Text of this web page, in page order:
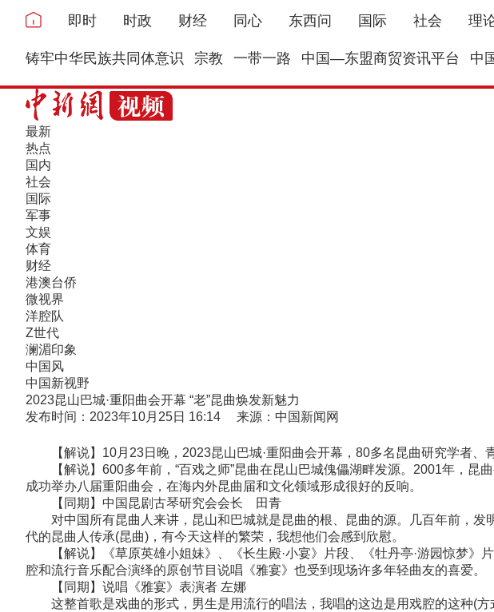
即时 时政 财经 同心 东西问 国际 社会 理
铸牢中华民族共同体意识 宗教 一带一路 中国—东盟商贸资讯平台 中
最新
热点
国内
社会
国际
军事
文娱
体育
财经
港澳台侨
微视界
洋腔队
Z世代
澜湄印象
中国风
中国新视野
2023昆山巴城·重阳曲会开幕 “老”昆曲焕发新魅力
发布时间：2023年10月25日 16:14 来源：中国新闻网
【解说】10月23日晚，2023昆山巴城·重阳曲会开幕，80多名昆曲研究学者、
【解说】600多年前，“百戏之师”昆曲在昆山巴城傀儡湖畔发源。2001年，昆
成功举办八届重阳曲会，在海内外昆曲届和文化领域形成很好的反响。
【同期】中国昆剧古琴研究会会长 田青
对中国所有昆曲人来讲，昆山和巴城就是昆曲的根、昆曲的源。几百年前，发
代的昆曲人传承(昆曲)，有今天这样的繁荣，我想他们会感到欣慰。
【解说】《草原英雄小姐妹》、《长生殿·小宴》片段、《牡丹亭·游园惊梦》
腔和流行音乐配合演绎的原创节目说唱《雅宴》也受到现场许多年轻曲友的喜爱。
【同期】说唱《雅宴》表演者 左娜
这整首歌是戏曲的形式，男生是用流行的唱法，我唱的这边是用戏腔的这种(方